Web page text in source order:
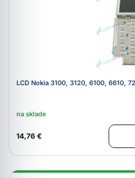
LCD Nokia 3100, 3120, 6100, 6610,
na sklade
14,76 €